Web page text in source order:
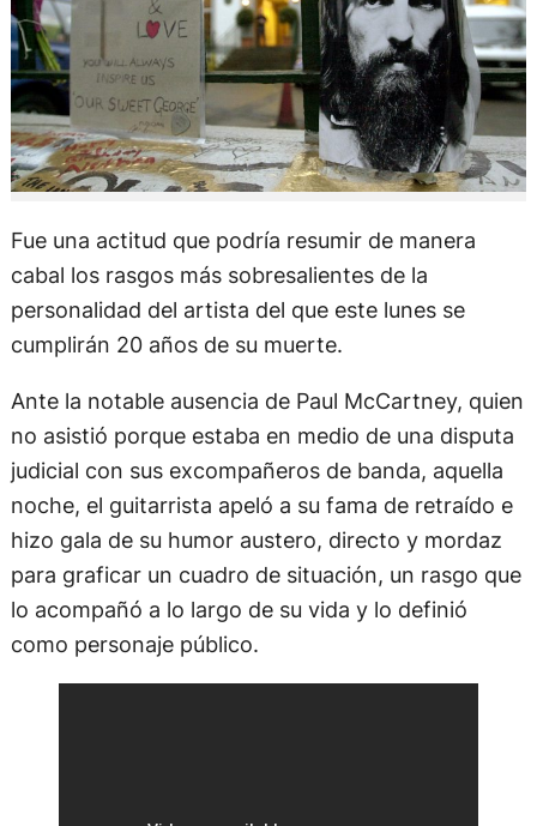
Fue una actitud que podría resumir de manera
cabal los rasgos más sobresalientes de la
personalidad del artista del que este lunes se
cumplirán 20 años de su muerte.
Ante la notable ausencia de Paul McCartney, quien
no asistió porque estaba en medio de una disputa
judicial con sus excompañeros de banda, aquella
noche, el guitarrista apeló a su fama de retraído e
hizo gala de su humor austero, directo y mordaz
para graficar un cuadro de situación, un rasgo que
lo acompañó a lo largo de su vida y lo definió
como personaje público.